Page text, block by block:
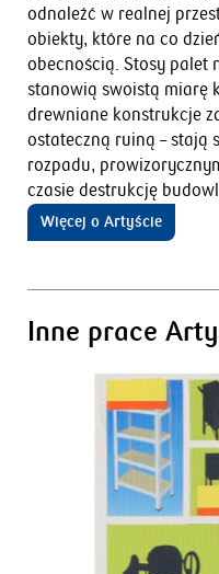
odnaleźć w realnej
obiekty, które na co
obecnością. Stosy palet
stanowią swoistą miarę
drewniane konstrukcje
ostateczną ruiną – stają
rozpadu,
czasie destrukcję
Więcej o Artyście
Inne prace